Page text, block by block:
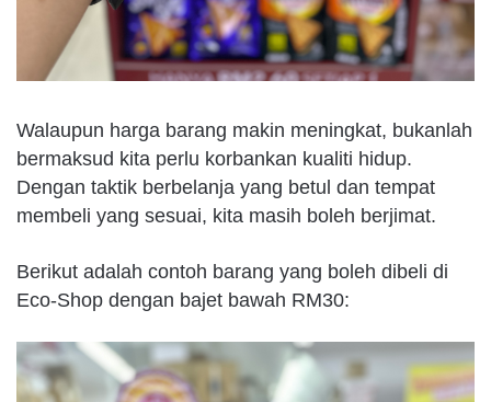
Walaupun harga barang makin meningkat, bukanlah
bermaksud kita perlu korbankan kualiti hidup.
Dengan taktik berbelanja yang betul dan tempat
membeli yang sesuai, kita masih boleh berjimat.
Berikut adalah contoh barang yang boleh dibeli di
Eco-Shop dengan bajet bawah RM30: